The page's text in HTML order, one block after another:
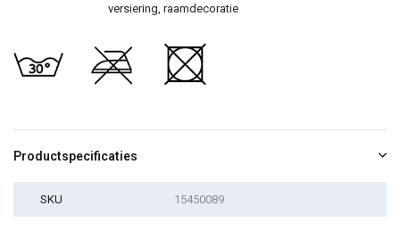
versiering, raamdecoratie
Productspecificaties
SKU 15450089